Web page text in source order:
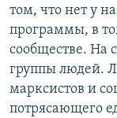
том, что нет у
программы, в
сообществе. На
группы людей.
марксистов и
потрясающего